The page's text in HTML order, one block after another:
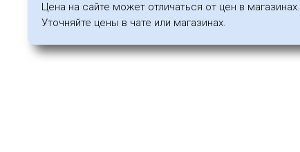
Цена на сайте может отличаться от цен в магазинах.
Уточняйте цены в чате или магазинах.